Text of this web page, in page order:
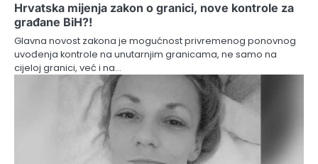
Hrvatska mijenja zakon o granici, nove kontrole za
građane BiH?!
Glavna novost zakona je mogućnost privremenog ponovnog
uvođenja kontrole na unutarnjim granicama, ne samo na
cijeloj granici, već i na…